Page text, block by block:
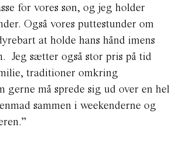
for vores søn, og jeg holder
Også vores puttestunder om
at holde hans hånd imens
Jeg sætter også stor pris på tid
traditioner omkring
gerne må sprede sig ud over en hel
sammen i weekenderne og